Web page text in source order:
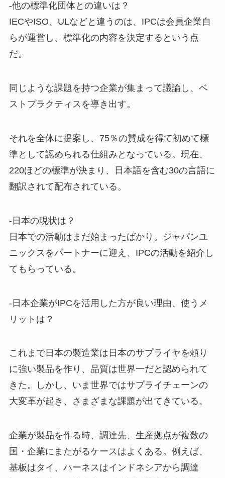
-他の標準化団体との違いは？
IECやISO、ULなどと違うのは、IPCは会員企業自
らが運営し、標準化の内容を決定するという点
だ。
同じような課題を持つ企業が集まって議論し、ベ
ストプラクティスを導き出す。
それを全体に提案し、75％の賛成を得て初めて標
準として認められる仕組みとなっている。現在、
220ほどの標準が決まり、日本語を含む30の言語に
翻訳されて配布されている。
-日本の現状は？
日本での活動はまだ始まったばかり。ジャパンユ
ニックスをパートナーに迎え、IPCの活動を紹介し
てもらっている。
-日本企業がIPCを活用した方が良い理由、使うメ
リットは？
これまで日本の製造業は日本のサプライヤを頼り
に強い製品を作り、品質は世界一だと認められて
きた。しかし、いま世界ではサプライチェーンの
大変革が起き、さまざまな課題が出てきている。
企業が製品を作る時、調達先、生産拠点が複数の
国・企業にまたがるケースはよくある。例えば、
基板はタイ、ハーネスはインドネシアから調達